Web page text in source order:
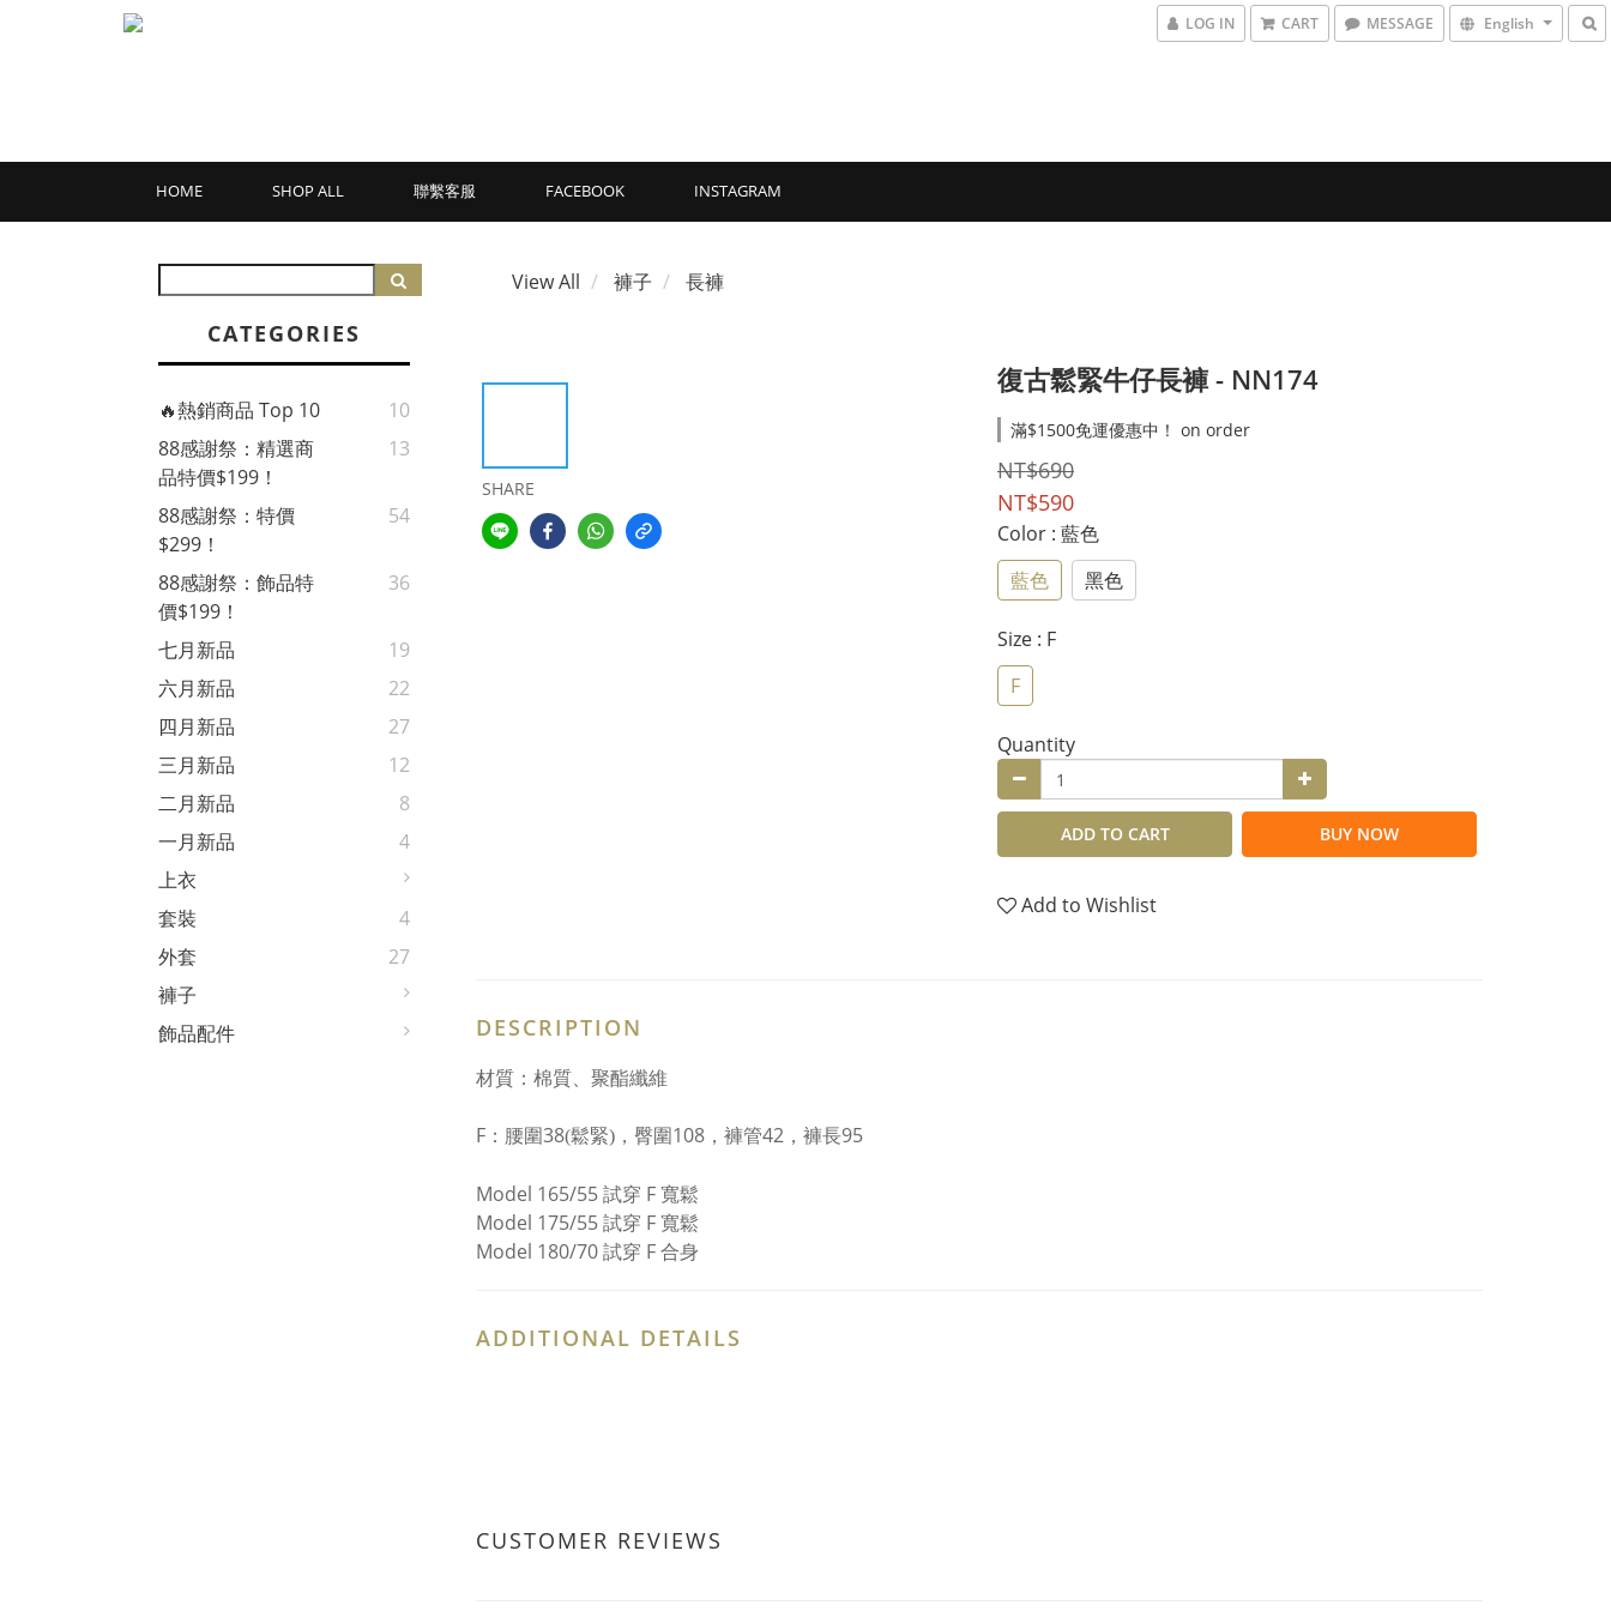
LOG IN CART MESSAGE English
HOME SHOP ALL 聯繫客服 FACEBOOK INSTAGRAM
CATEGORIES
🔥熱銷商品 Top 10
10
88感謝祭：精選商
品特價$199！
13
88感謝祭：特價
$299！
54
88感謝祭：飾品特
價$199！
36
七月新品
19
六月新品
22
四月新品
27
三月新品
12
二月新品
8
一月新品
4
上衣
套裝
4
外套
27
褲子
飾品配件
View All 褲子 長褲
SHARE
復古鬆緊牛仔長褲 - NN174
滿$1500免運優惠中！ on order
NT$690
NT$590
Color : 藍色
藍色
黑色
Size : F
F
Quantity
ADD TO CART BUY NOW
Add to Wishlist
DESCRIPTION
材質：棉質、聚酯纖維
F： 腰圍38(鬆緊) ，臀圍108 ，褲管42 ， 褲長95
Model 165/55 試穿 F 寬鬆
Model 175/55 試穿 F 寬鬆
Model 180/70 試穿 F 合身
ADDITIONAL DETAILS
CUSTOMER REVIEWS